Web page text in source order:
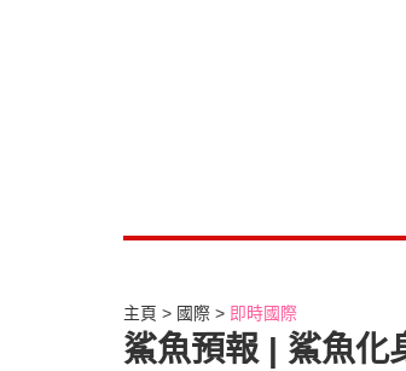
主頁 國際 即時國際
鯊魚預報 | 鯊魚化